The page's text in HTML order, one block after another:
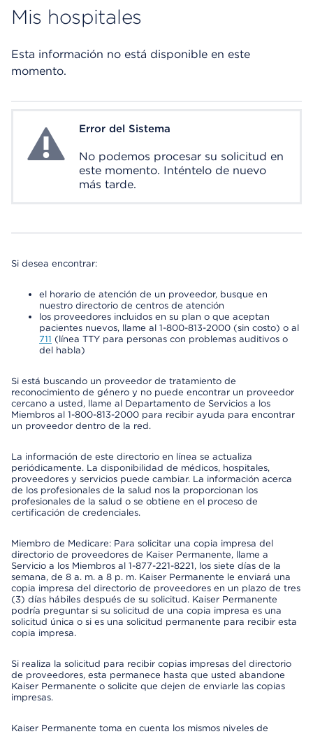
Mis hospitales
Esta información no está disponible en este
momento.
System ErrorError del Sistema
No podemos procesar su solicitud en
este momento. Inténtelo de nuevo
más tarde.
Si desea encontrar:
el horario de atención de un proveedor, busque en
nuestro directorio de centros de atención
los proveedores incluidos en su plan o que aceptan
pacientes nuevos, llame al 1-800-813-2000 (sin costo) o al
711 (línea TTY para personas con problemas auditivos o
del habla)
Si está buscando un proveedor de tratamiento de
reconocimiento de género y no puede encontrar un proveedor
cercano a usted, llame al Departamento de Servicios a los
Miembros al 1-800-813-2000 para recibir ayuda para encontrar
un proveedor dentro de la red.
La información de este directorio en línea se actualiza
periódicamente. La disponibilidad de médicos, hospitales,
proveedores y servicios puede cambiar. La información acerca
de los profesionales de la salud nos la proporcionan los
profesionales de la salud o se obtiene en el proceso de
certificación de credenciales.
Miembro de Medicare: Para solicitar una copia impresa del
directorio de proveedores de Kaiser Permanente, llame a
Servicio a los Miembros al 1-877-221-8221, los siete días de la
semana, de 8 a. m. a 8 p. m. Kaiser Permanente le enviará una
copia impresa del directorio de proveedores en un plazo de tres
(3) días hábiles después de su solicitud. Kaiser Permanente
podría preguntar si su solicitud de una copia impresa es una
solicitud única o si es una solicitud permanente para recibir esta
copia impresa.
Si realiza la solicitud para recibir copias impresas del directorio
de proveedores, esta permanece hasta que usted abandone
Kaiser Permanente o solicite que dejen de enviarle las copias
impresas.
Kaiser Permanente toma en cuenta los mismos niveles de